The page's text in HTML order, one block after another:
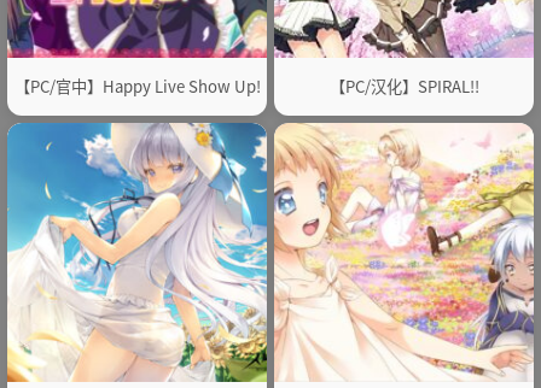
【PC/官中】Happy Live Show Up! 【PC/汉化】SPIRAL!!